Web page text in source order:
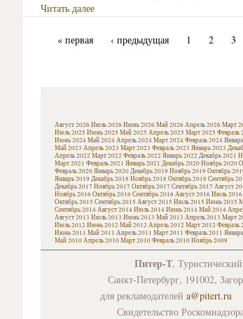
Читать далее
« первая ‹ предыдущая 1 2 3
Август 2026 Июль 2026 Июнь 2026 Май 2026 Апрель 2026 Март
Июль 2025 Июнь 2025 Май 2025 Апрель 2025 Март 2025 Февраль
Июнь 2024Май 2024Апрель 2024Март 2024Февраль 2024
Май 2023 Апрель 2023 Март 2023 Февраль 2023 Январь 2023
Апрель 2022 Март 2022 Февраль 2022 Январь 2022 Декабрь 2021
Март 2021 Февраль 2021 Январь 2021 Декабрь 2020Ноябрь 2020
Февраль 2020Январь 2020Декабрь 2019 Ноябрь 2019 Октябрь
Январь 2019 Декабрь 2018 Ноябрь 2018 Октябрь 2018 Сентябрь
Декабрь 2017 Ноябрь 2017 Октябрь 2017 Сентябрь 2017 Август
Ноябрь 2016 Октябрь 2016 Сентябрь 2016 Август 2016 Июль 2016
Октябрь 2015 Сентябрь 2015 Август 2015 Июль 2015 Июнь 2015
Сентябрь 2014Август 2014Июль 2014Июнь 2014Май 2014
Август 2013 Июль 2013 Июнь 2013 Май 2013 Апрель 2013 Март
Июль 2012 Июнь 2012 Май 2012 Апрель 2012 Март 2012 Февраль
Июнь 2011 Май 2011 Апрель 2011 Март 2011 Февраль 2011
Май 2010Апрель 2010Март 2010Февраль 2010Ноябрь 2009
Питер-Т,
Санкт-Петербург, 191002,
для рекламодателей a@pitert.ru|
Свидетельство